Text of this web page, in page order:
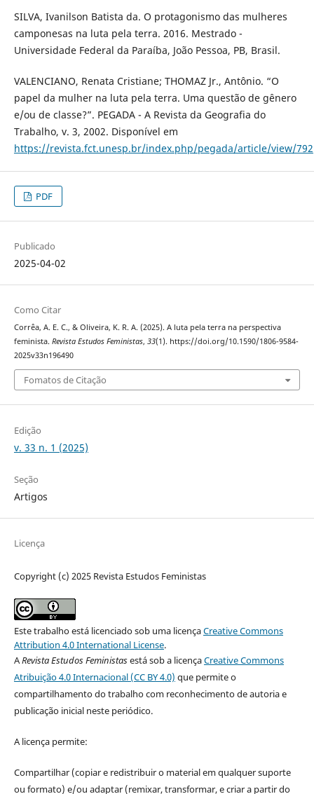
SILVA, Ivanilson Batista da. O protagonismo das mulheres
camponesas na luta pela terra. 2016. Mestrado -
Universidade Federal da Paraíba, João Pessoa, PB, Brasil.
VALENCIANO, Renata Cristiane; THOMAZ Jr., Antônio. “O
papel da mulher na luta pela terra. Uma questão de gênero
e/ou de classe?”. PEGADA - A Revista da Geografia do
Trabalho, v. 3, 2002. Disponível em
https://revista.fct.unesp.br/index.php/pegada/article/view/792
PDF
Publicado
2025-04-02
Como Citar
Corrêa, A. E. C., & Oliveira, K. R. A. (2025). A luta pela terra na perspectiva
feminista. Revista Estudos Feministas, 33(1). https://doi.org/10.1590/1806-9584-
2025v33n196490
Fomatos de Citação
Edição
v. 33 n. 1 (2025)
Seção
Artigos
Licença
Copyright (c) 2025 Revista Estudos Feministas
Este trabalho está licenciado sob uma licençaCreative Commons
Attribution 4.0 International License.
ARevista Estudos Feministasestá sob a licençaCreative Commons
Atribuição 4.0 Internacional (CC BY 4.0) que permite o
compartilhamento do trabalho com reconhecimento de autoria e
publicação inicial neste periódico.
A licença permite:
Compartilhar (copiar e redistribuir o material em qualquer suporte
ou formato) e/ou adaptar (remixar, transformar, e criar a partir do